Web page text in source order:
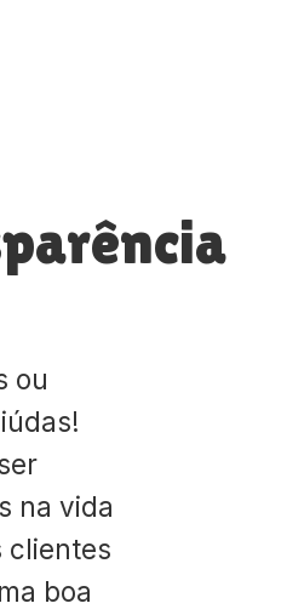
ou
na vida
clientes
boa